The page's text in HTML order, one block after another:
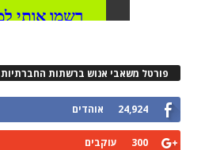
פורטל משאבי אנוש ברשתות החברתיות
24,924 אוהדים
300 עוקבים